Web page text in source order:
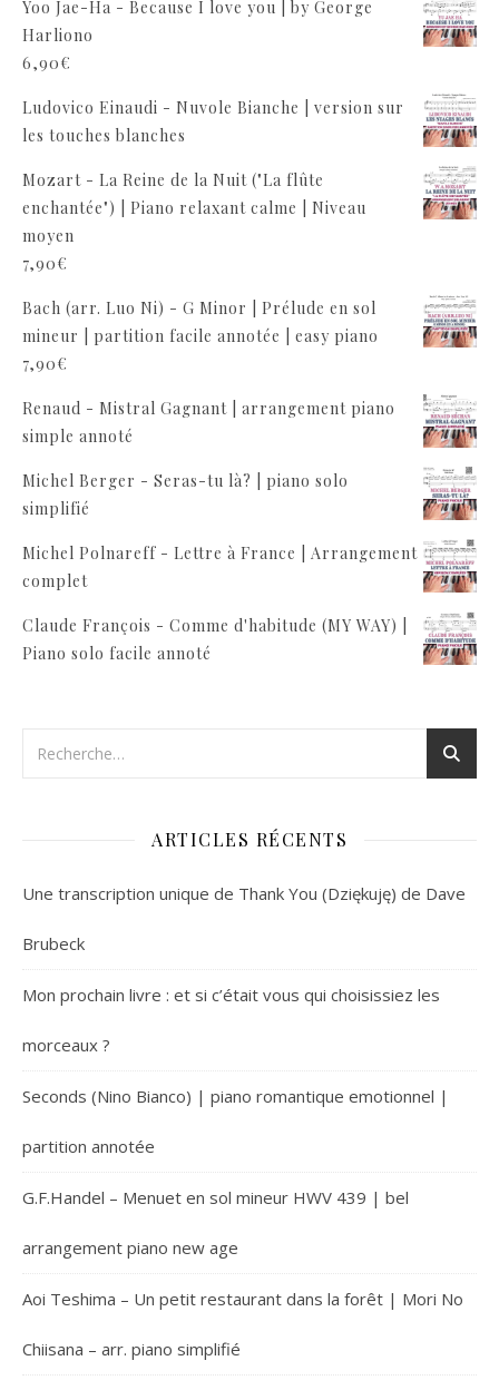
Yoo Jae-Ha - Because I love you | by George
Harliono
6,90€
Ludovico Einaudi - Nuvole Bianche | version sur
les touches blanches
Mozart - La Reine de la Nuit ("La flûte
enchantée") | Piano relaxant calme | Niveau
moyen
7,90€
Bach (arr. Luo Ni) - G Minor | Prélude en sol
mineur | partition facile annotée | easy piano
7,90€
Renaud - Mistral Gagnant | arrangement piano
simple annoté
Michel Berger - Seras-tu là? | piano solo
simplifié
Michel Polnareff - Lettre à France | Arrangement
complet
Claude François - Comme d'habitude (MY WAY) |
Piano solo facile annoté
ARTICLES RÉCENTS
Une transcription unique de Thank You (Dziękuję) de Dave
Brubeck
Mon prochain livre : et si c’était vous qui choisissiez les
morceaux ?
Seconds (Nino Bianco) | piano romantique emotionnel |
partition annotée
G.F.Handel – Menuet en sol mineur HWV 439 | bel
arrangement piano new age
Aoi Teshima – Un petit restaurant dans la forêt | Mori No
Chiisana – arr. piano simplifié